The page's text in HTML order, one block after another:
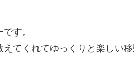
す。
てくれてゆっくりと楽しい